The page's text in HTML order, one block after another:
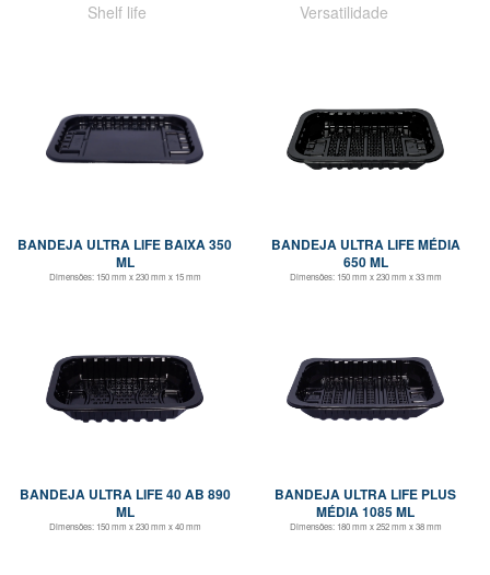
Shelf life Versatilidade
BANDEJA ULTRA LIFE BAIXA 350
ML
Dimensões: 150 mm x 230 mm x 15 mm
BANDEJA ULTRA LIFE MÉDIA
650 ML
Dimensões: 150 mm x 230 mm x 33 mm
BANDEJA ULTRA LIFE 40 AB 890
ML
Dimensões: 150 mm x 230 mm x 40 mm
BANDEJA ULTRA LIFE PLUS
MÉDIA 1085 ML
Dimensões: 180 mm x 252 mm x 38 mm